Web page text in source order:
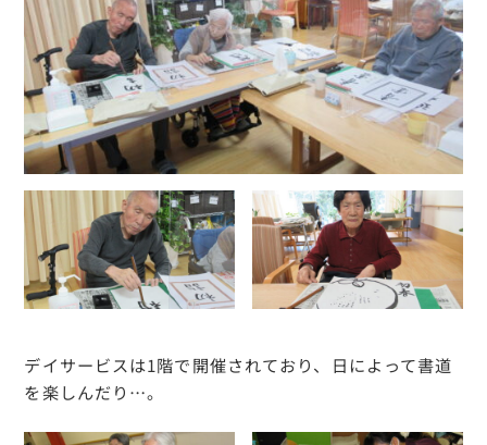
デイサービスは1階で開催されており、日によって書道
を楽しんだり…。